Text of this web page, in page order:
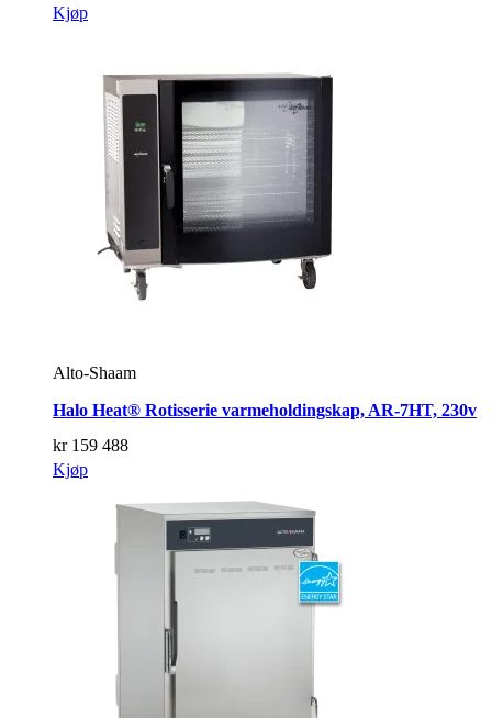
Kjøp
Alto-Shaam
Halo Heat® Rotisserie varmeholdingskap, AR-7HT, 230v
kr159 488
Kjøp